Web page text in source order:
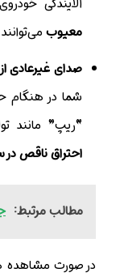
معیوب
صدای غیرعادی
شما در هنگام
“ریپ” مانند
احتراق ناقص در
مطالب مرتبط:
در صورت مشاهده